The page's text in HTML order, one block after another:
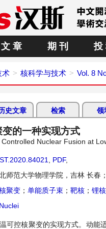
文 章 期 刊 投
术 核科学与技术 Vol. 8
史文章 检索 领
的一种实现方式
Controlled Nuclear Fusion at
PDF,
师范大学物理学院，吉林 长春；
聚变 ； 单能质子束 ； 靶核 ； 锂核
可控核聚变的实现方式。动能